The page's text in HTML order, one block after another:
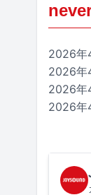
2026年
2026年
2026年
2026年